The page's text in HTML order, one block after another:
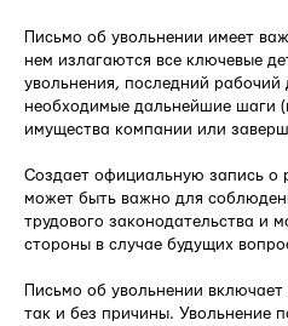
Письмо об увольнении имеет
нем излагаются все ключевые
увольнения, последний
необходимые дальнейшие шаги
имущества компании или
Создает официальную запись о
может быть важно для
трудового законодательства и
стороны в случае будущих
Письмо об увольнении
так и без причины. Увольнение